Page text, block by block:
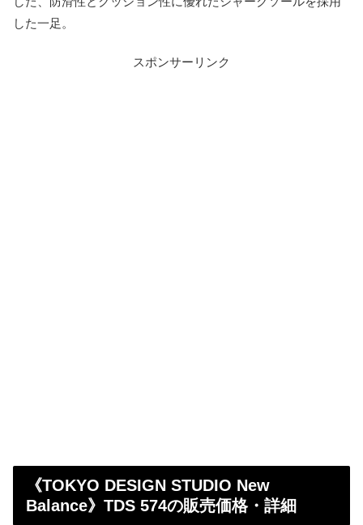
した一足。
スポンサーリンク
《TOKYO DESIGN STUDIO New
Balance》TDS 574の販売価格・詳細